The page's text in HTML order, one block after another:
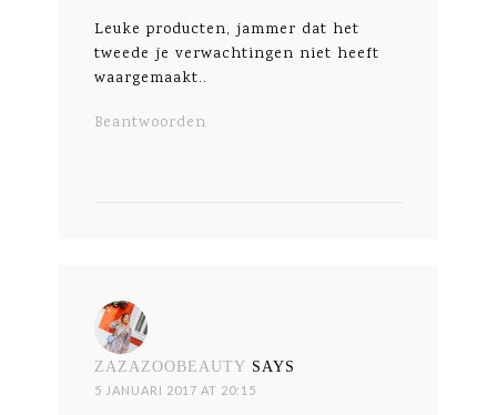
Leuke producten, jammer dat het
tweede je verwachtingen niet heeft
waargemaakt..
Beantwoorden
ZAZAZOOBEAUTY SAYS
5 JANUARI 2017 AT 20:15